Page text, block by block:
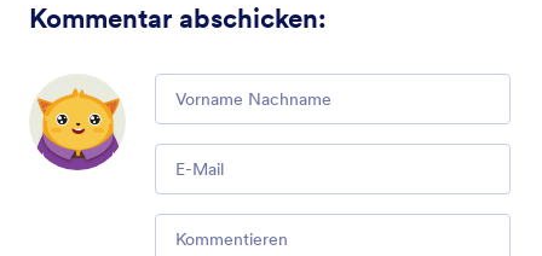
Kommentar abschicken: